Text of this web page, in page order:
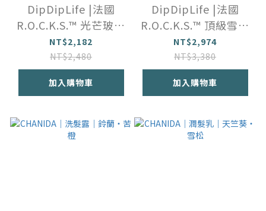
DipDipLife |法國
R.O.C.K.S.™️ 光芒玻璃
威士忌酒杯禮盒
NT$2,182
NT$2,480
加入購物車
DipDipLife |法國
R.O.C.K.S.™️ 頂級雪茄
套裝禮盒
NT$2,974
NT$3,380
加入購物車